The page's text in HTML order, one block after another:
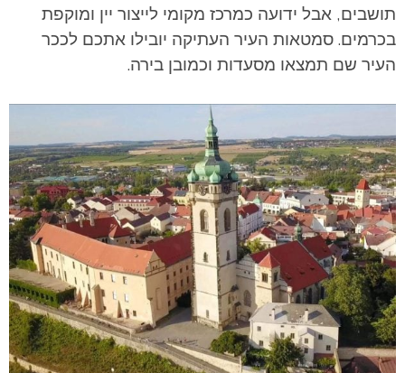
תושבים, אבל ידועה כמרכז מקומי לייצור יין ומוקפת
בכרמים. סמטאות העיר העתיקה יובילו אתכם לככר
העיר שם תמצאו מסעדות וכמובן בירה.